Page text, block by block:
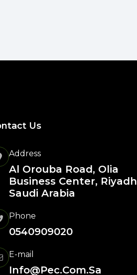
Us
Address
Al Orouba Road, Olia
Business Center, Riyadh
Saudi Arabia
Phone
0540909020
E-mail
Info@pec.com.sa